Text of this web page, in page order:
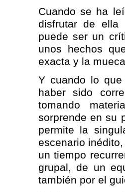
Cuando se ha
disfrutar de
puede ser un
unos hechos
exacta y la
Y cuando lo
haber sido
tomando
sorprende en su
permite la
escenario
un tiempo
grupal, de un
también por el